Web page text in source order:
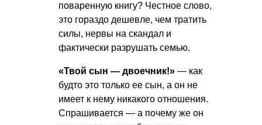
поваренную книгу? Честное слово,
это гораздо дешевле, чем тратить
силы, нервы на скандал и
фактически разрушать семью.
«Твой сын — двоечник!» — как
будто это только ее сын, а он не
имеет к нему никакого отношения.
Спрашивается — а почему же он